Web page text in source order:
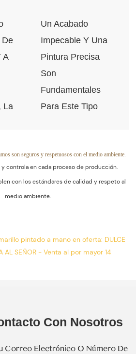
Respeto Al Medio
Ambiente.
De
A
La
Un Acabado
Impecable Y Una
Pintura Precisa
Son
Fundamentales
Para Este Tipo
Control De
Calidad Se Aplica
Masa.
son seguros y respetuosos con el medio ambiente.
y controla en cada proceso de producción.
con los estándares de calidad y respeto al
medio ambiente.
Con Nosotros
Correo Electrónico O Número De